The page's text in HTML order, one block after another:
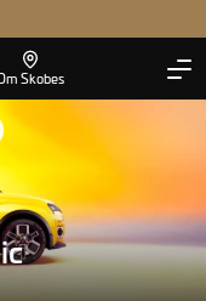
Skobes